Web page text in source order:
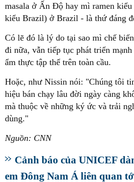
masala ở Ấn Độ hay mì ramen
kiểu Brazil) ở Brazil - là thứ đáng
Có lẽ đó là lý do tại sao mì chế
đi nữa, vẫn tiếp tục phát triển
ẩm thực tập thể trên toàn cầu.
Hoặc, như Nissin nói: "Chúng tôi
hiệu bán chạy lâu đời ngày càng
mà thuộc về những ký ức và trải
dùng."
Nguồn: CNN
Cảnh báo của UNICEF
em Đông Nam Á liên quan